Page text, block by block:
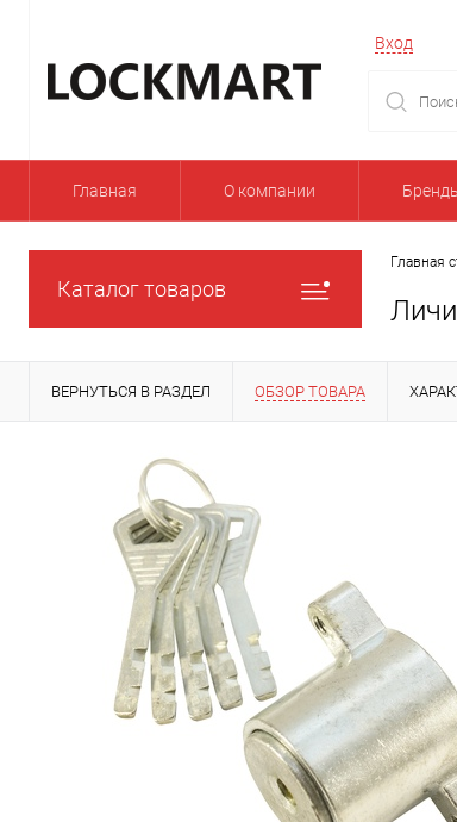
Вход
Главная О компании
Каталог товаров
Главная
ВЕРНУТЬСЯ В РАЗДЕЛ ОБЗОР ТОВАРА